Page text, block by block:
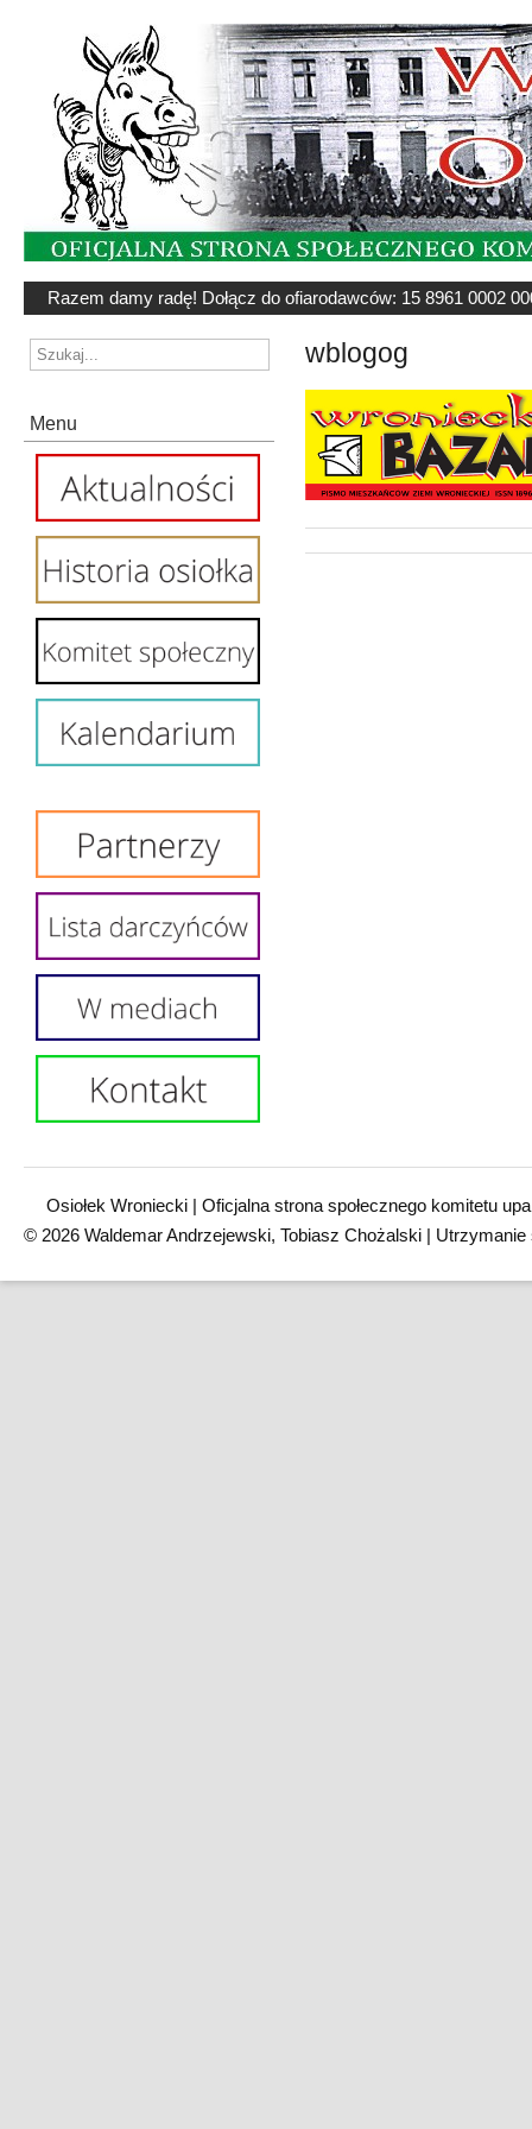
Razem damy radę! Dołącz do ofiarodawców: 15 8961 0002
Menu
wblogog
Osiołek Wroniecki | Oficjalna strona społecznego komitetu
© 2026 Waldemar Andrzejewski, Tobiasz Chożalski |